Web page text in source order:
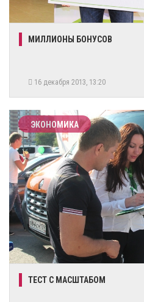
МИЛЛИОНЫ БОНУСОВ
16 декабря 2013, 13:20
ЭКОНОМИКА
ТЕСТ С МАСШТАБОМ